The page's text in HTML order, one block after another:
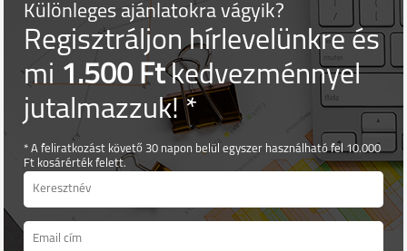
Különleges ajánlatokra vágyik?
Regisztráljon hírlevelünkre és
mi1.500 Ftkedvezménnyel
jutalmazzuk! *
* A feliratkozást követő 30 napon belül egyszer használható fel 10.000
Ft kosárérték felett.